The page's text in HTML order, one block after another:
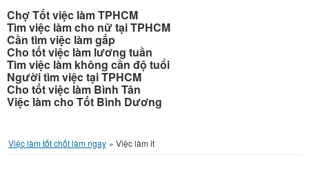
Chợ Tốt việc làm TPHCM
Tìm việc làm cho nữ tại TPHCM
Cần tìm việc làm gấp
Cho tốt việc làm lương tuần
Tìm việc làm không cần độ tuổi
Người tìm việc tại TPHCM
Cho tốt việc làm Bình Tân
Việc làm cho Tốt Bình Dương
Việc làm tốt chốt làm ngay » Việc làm it